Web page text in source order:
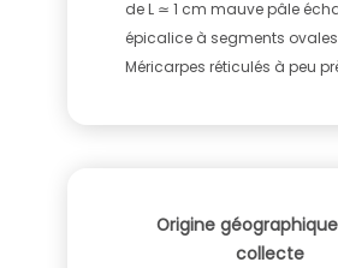
de L ≃ 1 cm mauve pâle
épicalice à segments
Méricarpes réticulés à peu
Origine
collecte